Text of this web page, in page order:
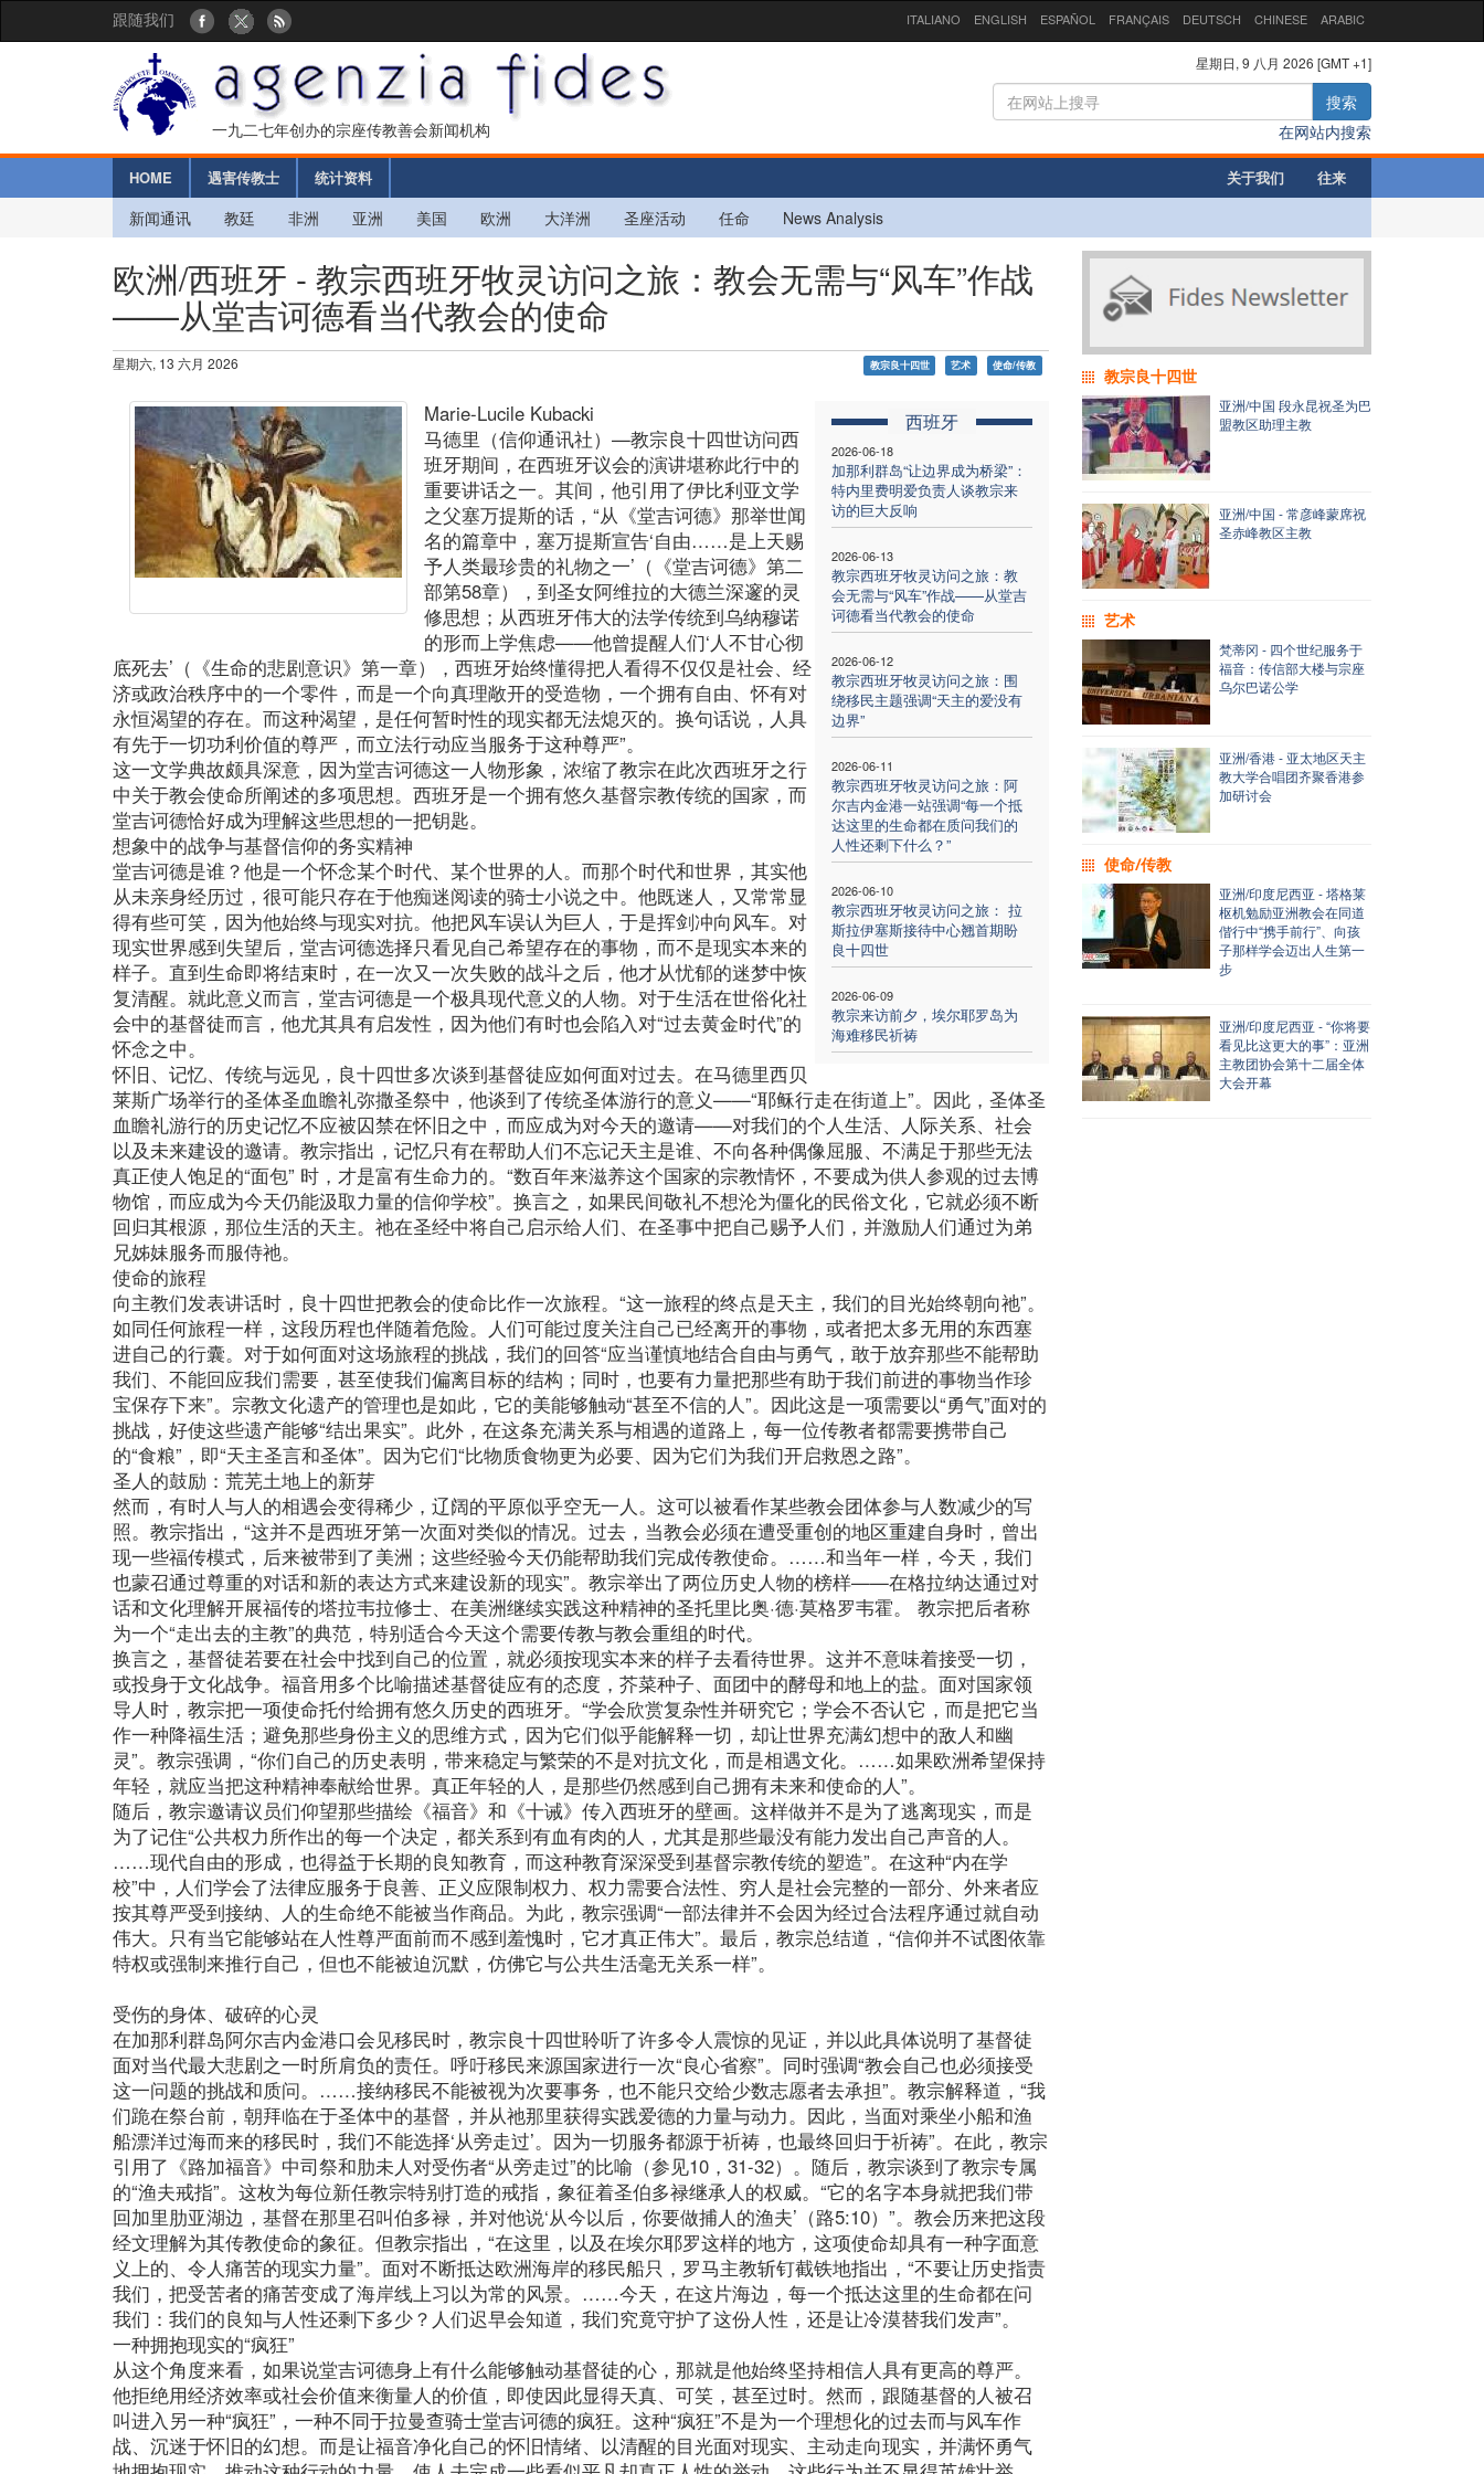
跟随我们 ITALIANO ENGLISH ESPAÑOL FRANÇAIS DEUTSCH CHINESE ARABIC
一九二七年创办的宗座传教善会新闻机构
星期日, 9 八月 2026 [GMT +1]
搜索
在网站内搜索
HOME 遇害传教士 统计资料 关于我们 往来
新闻通讯 教廷 非洲 亚洲 美国 欧洲 大洋洲 圣座活动 任命 News Analysis
欧洲/西班牙 - 教宗西班牙牧灵访问之旅：教会无需与“风车”作战
——从堂吉诃德看当代教会的使命
星期六, 13 六月 2026 教宗良十四世 艺术 使命/传教
西班牙
2026-06-18
加那利群岛“让边界成为桥梁”：
特内里费明爱负责人谈教宗来
访的巨大反响
2026-06-13
教宗西班牙牧灵访问之旅：教
会无需与“风车”作战——从堂吉
诃德看当代教会的使命
2026-06-12
教宗西班牙牧灵访问之旅：围
绕移民主题强调“天主的爱没有
边界”
2026-06-11
教宗西班牙牧灵访问之旅：阿
尔吉内金港一站强调“每一个抵
达这里的生命都在质问我们的
人性还剩下什么？”
2026-06-10
教宗西班牙牧灵访问之旅： 拉
斯拉伊塞斯接待中心翘首期盼
良十四世
2026-06-09
教宗来访前夕，埃尔耶罗岛为
海难移民祈祷
Marie-Lucile Kubacki
马德里（信仰通讯社）—教宗良十四世访问西
班牙期间，在西班牙议会的演讲堪称此行中的
重要讲话之一。其间，他引用了伊比利亚文学
之父塞万提斯的话，“从《堂吉诃德》那举世闻
名的篇章中，塞万提斯宣告‘自由……是上天赐
予人类最珍贵的礼物之一’（《堂吉诃德》第二
部第58章），到圣女阿维拉的大德兰深邃的灵
修思想；从西班牙伟大的法学传统到乌纳穆诺
的形而上学焦虑——他曾提醒人们‘人不甘心彻
底死去’（《生命的悲剧意识》第一章），西班牙始终懂得把人看得不仅仅是社会、经
济或政治秩序中的一个零件，而是一个向真理敞开的受造物，一个拥有自由、怀有对
永恒渴望的存在。而这种渴望，是任何暂时性的现实都无法熄灭的。换句话说，人具
有先于一切功利价值的尊严，而立法行动应当服务于这种尊严”。
这一文学典故颇具深意，因为堂吉诃德这一人物形象，浓缩了教宗在此次西班牙之行
中关于教会使命所阐述的多项思想。西班牙是一个拥有悠久基督宗教传统的国家，而
堂吉诃德恰好成为理解这些思想的一把钥匙。
想象中的战争与基督信仰的务实精神
堂吉诃德是谁？他是一个怀念某个时代、某个世界的人。而那个时代和世界，其实他
从未亲身经历过，很可能只存在于他痴迷阅读的骑士小说之中。他既迷人，又常常显
得有些可笑，因为他始终与现实对抗。他把风车误认为巨人，于是挥剑冲向风车。对
现实世界感到失望后，堂吉诃德选择只看见自己希望存在的事物，而不是现实本来的
样子。直到生命即将结束时，在一次又一次失败的战斗之后，他才从忧郁的迷梦中恢
复清醒。就此意义而言，堂吉诃德是一个极具现代意义的人物。对于生活在世俗化社
会中的基督徒而言，他尤其具有启发性，因为他们有时也会陷入对“过去黄金时代”的
怀念之中。
怀旧、记忆、传统与远见，良十四世多次谈到基督徒应如何面对过去。在马德里西贝
莱斯广场举行的圣体圣血瞻礼弥撒圣祭中，他谈到了传统圣体游行的意义——“耶稣行走在街道上”。因此，圣体圣
血瞻礼游行的历史记忆不应被囚禁在怀旧之中，而应成为对今天的邀请——对我们的个人生活、人际关系、社会
以及未来建设的邀请。教宗指出，记忆只有在帮助人们不忘记天主是谁、不向各种偶像屈服、不满足于那些无法
真正使人饱足的“面包” 时，才是富有生命力的。“数百年来滋养这个国家的宗教情怀，不要成为供人参观的过去博
物馆，而应成为今天仍能汲取力量的信仰学校”。换言之，如果民间敬礼不想沦为僵化的民俗文化，它就必须不断
回归其根源，那位生活的天主。祂在圣经中将自己启示给人们、在圣事中把自己赐予人们，并激励人们通过为弟
兄姊妹服务而服侍祂。
使命的旅程
向主教们发表讲话时，良十四世把教会的使命比作一次旅程。“这一旅程的终点是天主，我们的目光始终朝向祂”。
如同任何旅程一样，这段历程也伴随着危险。人们可能过度关注自己已经离开的事物，或者把太多无用的东西塞
进自己的行囊。对于如何面对这场旅程的挑战，我们的回答“应当谨慎地结合自由与勇气，敢于放弃那些不能帮助
我们、不能回应我们需要，甚至使我们偏离目标的结构；同时，也要有力量把那些有助于我们前进的事物当作珍
宝保存下来”。宗教文化遗产的管理也是如此，它的美能够触动“甚至不信的人”。因此这是一项需要以“勇气”面对的
挑战，好使这些遗产能够“结出果实”。此外，在这条充满关系与相遇的道路上，每一位传教者都需要携带自己
的“食粮”，即“天主圣言和圣体”。因为它们“比物质食物更为必要、因为它们为我们开启救恩之路”。
圣人的鼓励：荒芜土地上的新芽
然而，有时人与人的相遇会变得稀少，辽阔的平原似乎空无一人。这可以被看作某些教会团体参与人数减少的写
照。教宗指出，“这并不是西班牙第一次面对类似的情况。过去，当教会必须在遭受重创的地区重建自身时，曾出
现一些福传模式，后来被带到了美洲；这些经验今天仍能帮助我们完成传教使命。……和当年一样，今天，我们
也蒙召通过尊重的对话和新的表达方式来建设新的现实”。教宗举出了两位历史人物的榜样——在格拉纳达通过对
话和文化理解开展福传的塔拉韦拉修士、在美洲继续实践这种精神的圣托里比奥·德·莫格罗韦霍。 教宗把后者称
为一个“走出去的主教”的典范，特别适合今天这个需要传教与教会重组的时代。
换言之，基督徒若要在社会中找到自己的位置，就必须按现实本来的样子去看待世界。这并不意味着接受一切，
或投身于文化战争。福音用多个比喻描述基督徒应有的态度，芥菜种子、面团中的酵母和地上的盐。面对国家领
导人时，教宗把一项使命托付给拥有悠久历史的西班牙。“学会欣赏复杂性并研究它；学会不否认它，而是把它当
作一种降福生活；避免那些身份主义的思维方式，因为它们似乎能解释一切，却让世界充满幻想中的敌人和幽
灵”。教宗强调，“你们自己的历史表明，带来稳定与繁荣的不是对抗文化，而是相遇文化。……如果欧洲希望保持
年轻，就应当把这种精神奉献给世界。真正年轻的人，是那些仍然感到自己拥有未来和使命的人”。
随后，教宗邀请议员们仰望那些描绘《福音》和《十诫》传入西班牙的壁画。这样做并不是为了逃离现实，而是
为了记住“公共权力所作出的每一个决定，都关系到有血有肉的人，尤其是那些最没有能力发出自己声音的人。
……现代自由的形成，也得益于长期的良知教育，而这种教育深深受到基督宗教传统的塑造”。在这种“内在学
校”中，人们学会了法律应服务于良善、正义应限制权力、权力需要合法性、穷人是社会完整的一部分、外来者应
按其尊严受到接纳、人的生命绝不能被当作商品。为此，教宗强调“一部法律并不会因为经过合法程序通过就自动
伟大。只有当它能够站在人性尊严面前而不感到羞愧时，它才真正伟大”。最后，教宗总结道，“信仰并不试图依靠
特权或强制来推行自己，但也不能被迫沉默，仿佛它与公共生活毫无关系一样”。
受伤的身体、破碎的心灵
在加那利群岛阿尔吉内金港口会见移民时，教宗良十四世聆听了许多令人震惊的见证，并以此具体说明了基督徒
面对当代最大悲剧之一时所肩负的责任。呼吁移民来源国家进行一次“良心省察”。同时强调“教会自己也必须接受
这一问题的挑战和质问。……接纳移民不能被视为次要事务，也不能只交给少数志愿者去承担”。教宗解释道，“我
们跪在祭台前，朝拜临在于圣体中的基督，并从祂那里获得实践爱德的力量与动力。因此，当面对乘坐小船和渔
船漂洋过海而来的移民时，我们不能选择‘从旁走过’。因为一切服务都源于祈祷，也最终回归于祈祷”。在此，教宗
引用了《路加福音》中司祭和肋未人对受伤者“从旁走过”的比喻（参见10，31-32）。随后，教宗谈到了教宗专属
的“渔夫戒指”。这枚为每位新任教宗特别打造的戒指，象征着圣伯多禄继承人的权威。“它的名字本身就把我们带
回加里肋亚湖边，基督在那里召叫伯多禄，并对他说‘从今以后，你要做捕人的渔夫’（路5:10）”。教会历来把这段
经文理解为其传教使命的象征。但教宗指出，“在这里，以及在埃尔耶罗这样的地方，这项使命却具有一种字面意
义上的、令人痛苦的现实力量”。面对不断抵达欧洲海岸的移民船只，罗马主教斩钉截铁地指出，“不要让历史指责
我们，把受苦者的痛苦变成了海岸线上习以为常的风景。……今天，在这片海边，每一个抵达这里的生命都在问
我们：我们的良知与人性还剩下多少？人们迟早会知道，我们究竟守护了这份人性，还是让冷漠替我们发声”。
一种拥抱现实的“疯狂”
从这个角度来看，如果说堂吉诃德身上有什么能够触动基督徒的心，那就是他始终坚持相信人具有更高的尊严。
他拒绝用经济效率或社会价值来衡量人的价值，即使因此显得天真、可笑，甚至过时。然而，跟随基督的人被召
叫进入另一种“疯狂”，一种不同于拉曼查骑士堂吉诃德的疯狂。这种“疯狂”不是为一个理想化的过去而与风车作
战、沉迷于怀旧的幻想。而是让福音净化自己的怀旧情绪、以清醒的目光面对现实、主动走向现实，并满怀勇气
教宗良十四世
亚洲/中国 段永昆祝圣为巴
盟教区助理主教
亚洲/中国 - 常彦峰蒙席祝
圣赤峰教区主教
艺术
梵蒂冈 - 四个世纪服务于
福音：传信部大楼与宗座
乌尔巴诺公学
亚洲/香港 - 亚太地区天主
教大学合唱团齐聚香港参
加研讨会
使命/传教
亚洲/印度尼西亚 - 塔格莱
枢机勉励亚洲教会在同道
偕行中“携手前行”、向孩
子那样学会迈出人生第一
步
亚洲/印度尼西亚 - “你将要
看见比这更大的事”：亚洲
主教团协会第十二届全体
大会开幕